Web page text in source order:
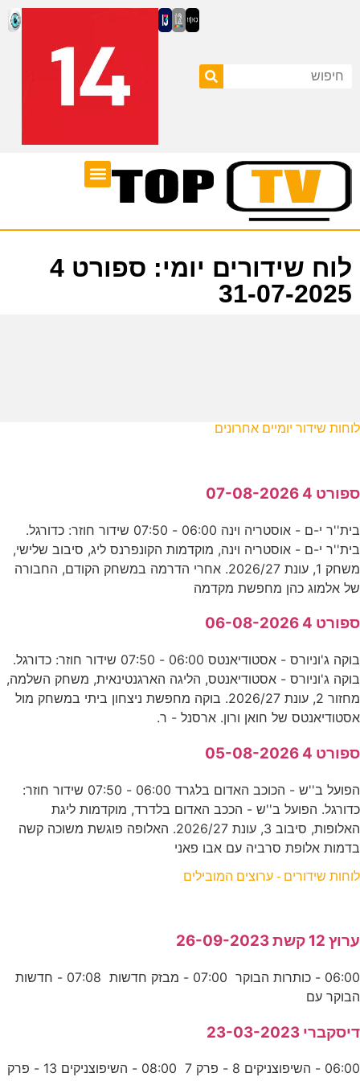
לוח שידורים יומי: ספורט 4
31-07-2025
לוחות שידור יומיים אחרונים
ספורט 4 07-08-2026
בית''ר י-ם - אוסטריה וינה 06:00 - 07:50 שידור חוזר: כדורגל.
בית''ר י-ם - אוסטריה וינה, מוקדמות הקונפרנס ליג, סיבוב שלישי,
משחק 1, עונת 2026/27. אחרי הדרמה במשחק הקודם, החבורה
של אלמוג כהן מחפשת מקדמה
ספורט 4 06-08-2026
בוקה ג'וניורס - אסטודיאנטס 06:00 - 07:50 שידור חוזר: כדורגל.
בוקה ג'וניורס - אסטודיאנטס, הליגה הארגנטינאית, משחק השלמה,
מחזור 2, עונת 2026/27. בוקה מחפשת ניצחון ביתי במשחק מול
אסטודיאנטס של חואן ורון. ארסנל - ר.
ספורט 4 05-08-2026
הפועל ב''ש - הכוכב האדום בלגרד 06:00 - 07:50 שידור חוזר:
כדורגל. הפועל ב''ש - הככב האדום בלדרד, מוקדמות ליגת
האלופות, סיבוב 3, עונת 2026/27. האלופה פוגשת משוכה קשה
בדמות אלופת סרביה עם אבו פאני
לוחות שידורים - ערוצים המובילים
ערוץ 12 קשת 26-09-2023
06:00 - כותרות הבוקר 07:00 - מבזק חדשות 07:08 - חדשות
הבוקר עם
דיסקברי 23-03-2023
06:00 - השיפוצניקים 8 - פרק 7 08:00 - השיפוצניקים 13 - פרק